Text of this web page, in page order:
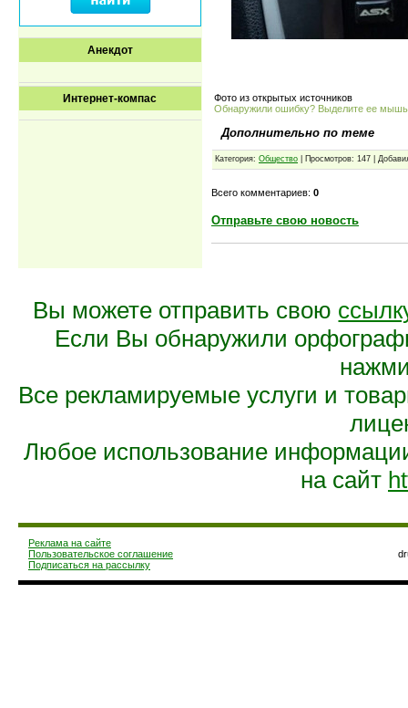
Анекдот
Интернет-компас
Фото из открытых источников
Обнаружили ошибку? Выделите ее
Дополнительно по теме
Категория: Общество | Просмотров: 147 |
Всего комментариев: 0
Отправьте свою новость
Вы можете отправить свою
Если Вы обнаружили
Все рекламируемые услуги и
Любое использование
на сайт
Реклама на сайте
Пользовательское соглашение
Подписаться на рассылку